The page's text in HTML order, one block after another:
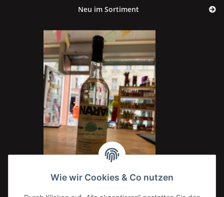
Neu im Sortiment
Naran Mezcal Artesanal 100% Espadín Oaxaca
Wie wir Cookies & Co nutzen